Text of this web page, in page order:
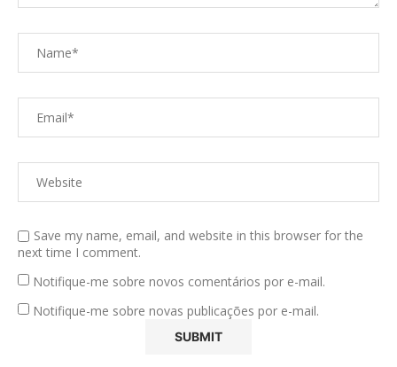
Save my name, email, and website in this browser for the
next time I comment.
Notifique-me sobre novos comentários por e-mail.
Notifique-me sobre novas publicações por e-mail.